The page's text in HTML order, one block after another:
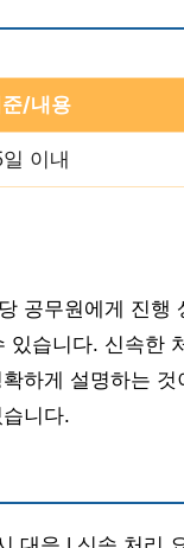
/내용
일 이내
공무원에게 진행
있습니다. 신속한
하게 설명하는 것
니다.